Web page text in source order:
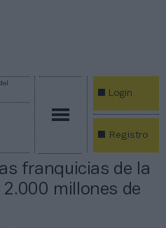
Login
Registro
franquicias de la
2.000 millones de